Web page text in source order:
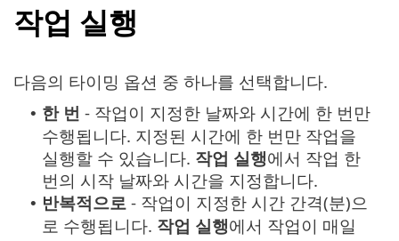
작업 실행
다음의 타이밍 옵션 중 하나를 선택합니다.
• 한 번 - 작업이 지정한 날짜와 시간에 한 번만
수행됩니다. 지정된 시간에 한 번만 작업을
실행할 수 있습니다. 작업 실행에서 작업 한
번의 시작 날짜와 시간을 지정합니다.
• 반복적으로 - 작업이 지정한 시간 간격(분)으
로 수행됩니다. 작업 실행에서 작업이 매일